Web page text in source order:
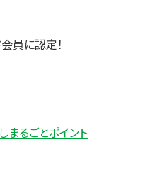
員に認定！
まるごとポイント